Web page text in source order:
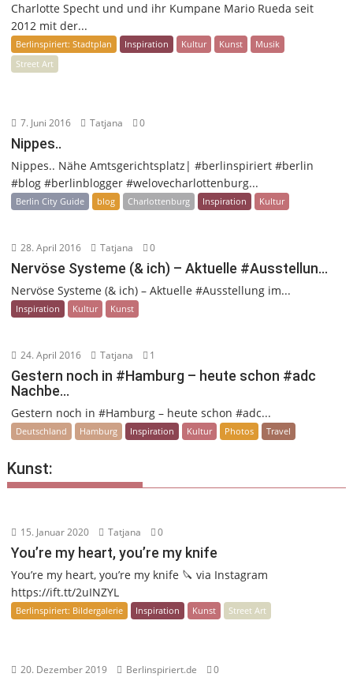
Charlotte Specht und und ihr Kumpane Mario Rueda seit
2012 mit der...
Berlinspiriert: Stadtplan Inspiration Kultur Kunst
Musik
Street Art
7. Juni 2016 Tatjana 0
Nippes..
Nippes.. Nähe Amtsgerichtsplatz| #berlinspiriert #berlin
#blog #berlinblogger #welovecharlottenburg...
Berlin City Guide blog Charlottenburg Inspiration Kultur
28. April 2016 Tatjana 0
Nervöse Systeme (& ich) – Aktuelle #Ausstellun…
Nervöse Systeme (& ich) – Aktuelle #Ausstellung im...
Inspiration Kultur Kunst
24. April 2016 Tatjana 1
Gestern noch in #Hamburg – heute schon #adc
Nachbe…
Gestern noch in #Hamburg – heute schon #adc...
Deutschland Hamburg Inspiration Kultur Photos Travel
Kunst:
15. Januar 2020 Tatjana 0
You’re my heart, you’re my knife
You’re my heart, you’re my knife 🔪 via Instagram
https://ift.tt/2uINZYL
Berlinspiriert: Bildergalerie Inspiration Kunst Street Art
20. Dezember 2019 Berlinspiriert.de 0